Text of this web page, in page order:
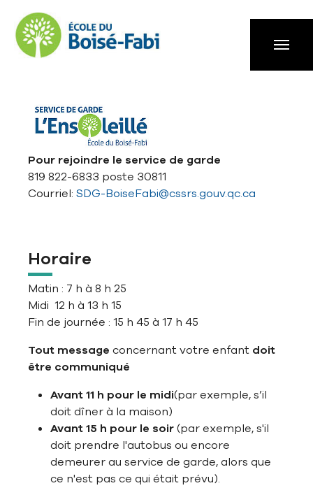
Pour rejoindre le service de garde
819 822-6833 poste 30811
Courriel: SDG-BoiseFabi@cssrs.gouv.qc.ca
Horaire
Matin : 7 h à 8 h 25
Midi 12 h à 13 h 15
Fin de journée : 15 h 45 à 17 h 45
Tout message concernant votre enfant doit
être communiqué
Avant 11 h pour le midi(par exemple, s’il
doit dîner à la maison)
Avant 15 h pour le soir(par exemple, s'il
doit prendre l'autobus ou encore
demeurer au service de garde, alors que
ce n'est pas ce qui était prévu).